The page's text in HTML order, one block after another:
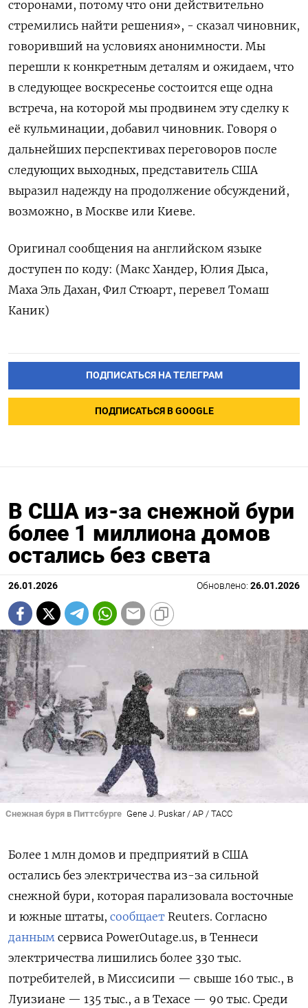
сторонами, потому что они действительно
стремились найти решения», - ⁠сказал чиновник,
говоривший на условиях ‍анонимности. Мы
перешли к конкретным деталям ‌и ожидаем, что
в следующее воскресенье состоится еще одна
встреча, на которой мы продвинем эту сделку к
её кульминации, добавил чиновник. Говоря о
дальнейших перспективах переговоров после
следующих выходных, ‍представитель США
‍выразил надежду на продолжение обсуждений,
возможно, в Москве или ‍Киеве.
Оригинал сообщения на английском языке
доступен по коду: (Макс Хандер, Юлия ⁠Дыса,
Маха Эль Дахан, Фил Стюарт, перевел Томаш
Каник)
ПОДПИСАТЬСЯ НА ТЕЛЕГРАМ
ПОДПИСАТЬСЯ В GOOGLE
В США из-за снежной бури
более 1 миллиона домов
остались без света
26.01.2026 Обновлено: 26.01.2026
Снежная буря в Питтсбурге Gene J. Puskar / AP / ТАСС
Более 1 млн домов и предприятий в США
остались без электричества из-за сильной
снежной бури, которая парализовала восточные
и южные штаты, сообщает Reuters. Согласно
данным сервиса PowerOutage.us, в Теннеси
электричества лишились более 330 тыс.
потребителей, в Миссисипи — свыше 160 тыс., в
Луизиане — 135 тыс., а в Техасе — 90 тыс. Среди